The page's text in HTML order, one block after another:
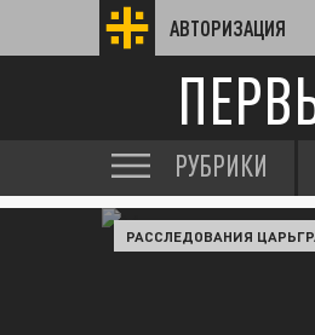
АВТОРИЗАЦИЯ
РУБРИКИ
РАССЛЕДОВАНИЯ